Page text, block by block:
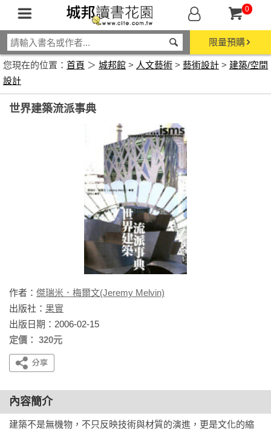
0
限量預購
您現在的位置： 首頁 ＞ 城邦館 > 人文藝術 > 藝術設計 > 建築/空間
設計
世界建築流派事典
作者： 傑瑞米．梅爾文(Jeremy Melvin)
出版社： 果實
出版日期：2006-02-15
定價： 320元
內容簡介
建築不是無機物，不只反映技術與材質的演進，更是文化的縮